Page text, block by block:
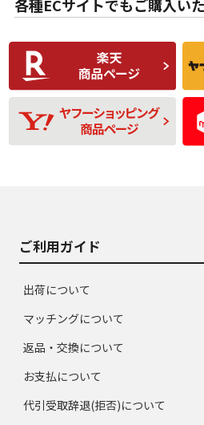
C
比較的きれいな中古
品
D
使用感や目立つ傷が
あり、一般的な中古
品
各種ECサイトでもご購入い
ご利用ガイド
出荷について
マッチングについて
返品・交換について
お支払について
代引受取辞退(拒否)について